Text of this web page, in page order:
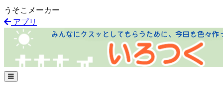
うそこメーカー
アプリ